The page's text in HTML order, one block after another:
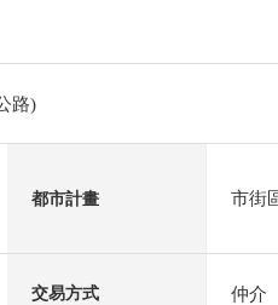
路)
都市計畫 市街
交易方式 仲介